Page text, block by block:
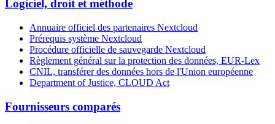
Logiciel, droit et méthode
Annuaire officiel des partenaires Nextcloud
Prérequis système Nextcloud
Procédure officielle de sauvegarde Nextcloud
Règlement général sur la protection des données, EUR-Lex
CNIL, transférer des données hors de l'Union européenne
Department of Justice, CLOUD Act
Fournisseurs comparés